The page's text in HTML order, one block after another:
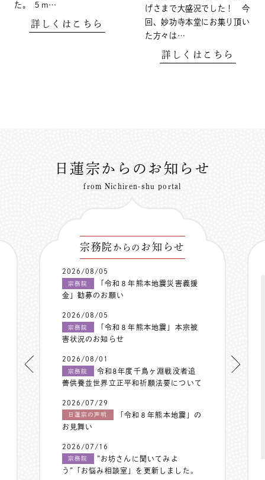
た。 ５m…
詳しくはこちら
げさまで大盛況でした！ 今
回、妙功寺本堂にお集り頂い
た方々は…
詳しくはこちら
日蓮宗からのお知らせ
from Nichiren-shu portal
宗務院 からの お知らせ
2026/08/05
宗務院
「令和８年熊本地震災害義援
金」勧募のお願い
2026/08/05
宗務院
「令和８年熊本地震」本宗被
害状況のお知らせ
2026/08/01
宗務院
令和8年度千鳥ヶ淵戦没者追
善供養並世界立正平和祈願法要について
2026/07/29
日蓮宗の声明
「令和８年熊本地震」の
お見舞い
2026/07/16
宗務院
”お坊さんに聞いてみよ
う”「お悩み相談室」を更新しました。